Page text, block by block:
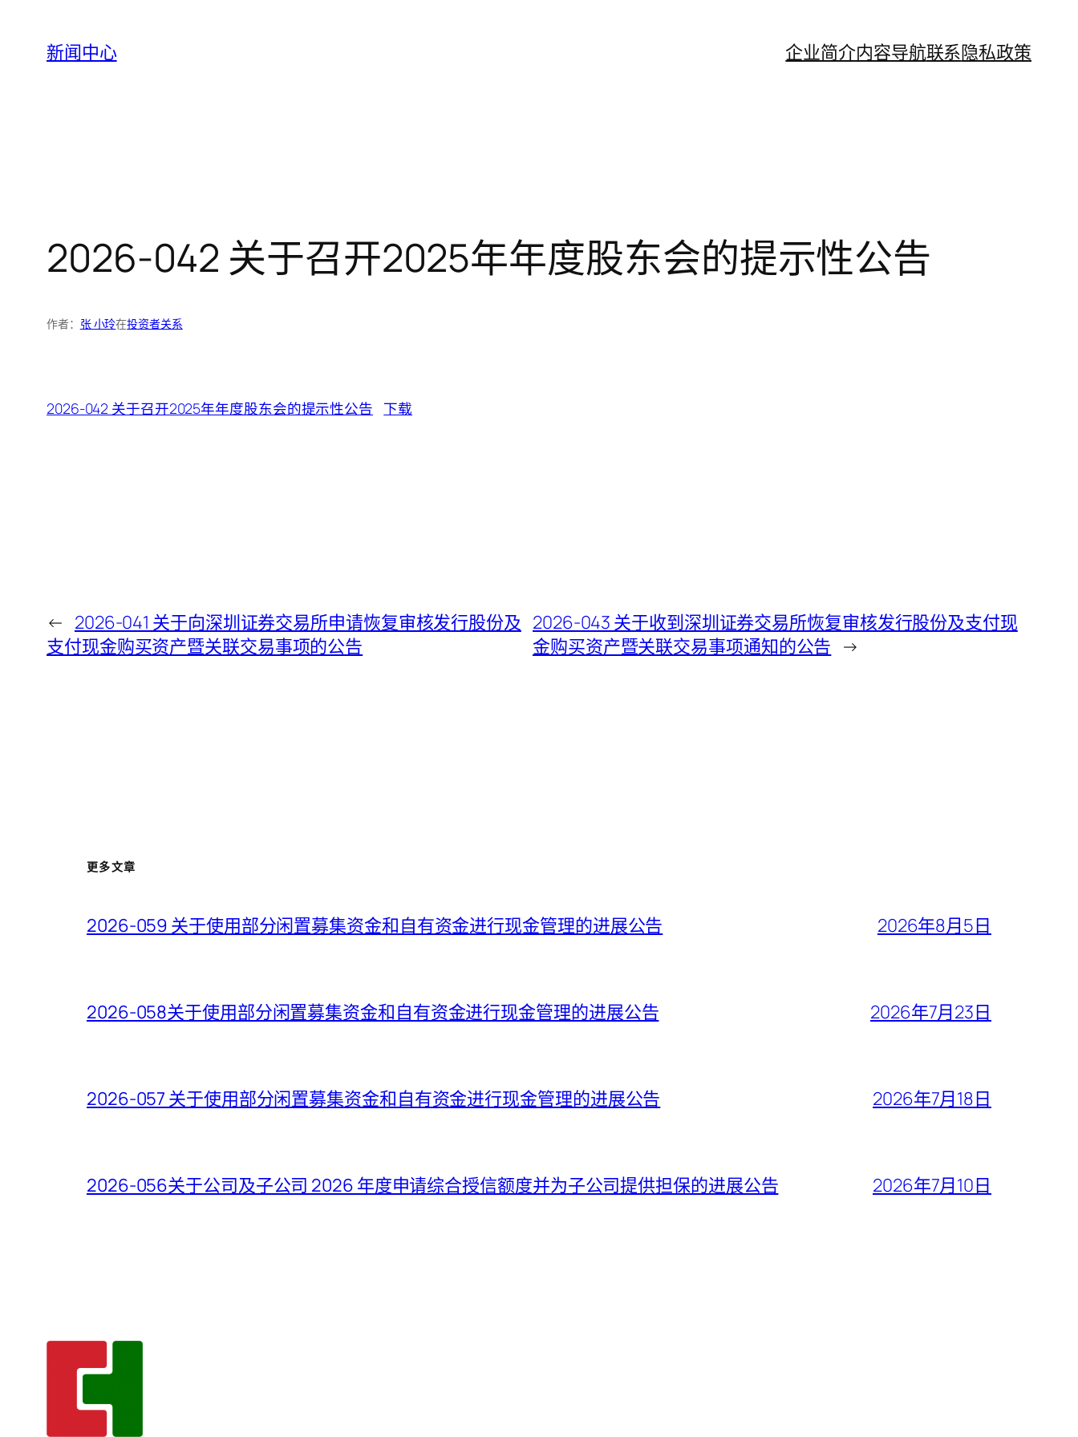
新闻中心 企业简介内容导航联系隐私政策
2026-042 关于召开2025年年度股东会的提示性公告
作者： 张 小玲在投资者关系
2026-042 关于召开2025年年度股东会的提示性公告 下载
← 2026-041 关于向深圳证券交易所申请恢复审核发行股份及
支付现金购买资产暨关联交易事项的公告
2026-043 关于收到深圳证券交易所恢复审核发行股份及支付现
金购买资产暨关联交易事项通知的公告 →
更多文章
2026-059 关于使用部分闲置募集资金和自有资金进行现金管理的进展公告 2026年8月5日
2026-058关于使用部分闲置募集资金和自有资金进行现金管理的进展公告 2026年7月23日
2026-057 关于使用部分闲置募集资金和自有资金进行现金管理的进展公告 2026年7月18日
2026-056关于公司及子公司 2026 年度申请综合授信额度并为子公司提供担保的进展公告 2026年7月10日